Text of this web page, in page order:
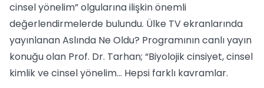
cinsel yönelim” olgularına ilişkin önemli
değerlendirmelerde bulundu. Ülke TV ekranlarında
yayınlanan Aslında Ne Oldu? Programının canlı yayın
konuğu olan Prof. Dr. Tarhan; “Biyolojik cinsiyet, cinsel
kimlik ve cinsel yönelim… Hepsi farklı kavramlar.